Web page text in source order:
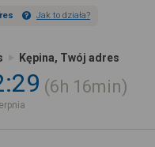
Jak to działa?
Kępina, Twój adres
6h 16min